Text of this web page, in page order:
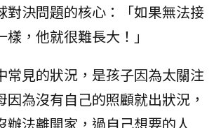
對決問題的核心：「如果無法接
，他就很難長大！」
常見的狀況，是孩子因為太關注
因為沒有自己的照顧就出狀況，
辦法離開家，過自己想要的人